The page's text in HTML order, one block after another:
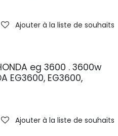
Ajouter à la liste de souhaits
eg 3600 . 3600w
EG3600, EG3600,
Ajouter à la liste de souhaits